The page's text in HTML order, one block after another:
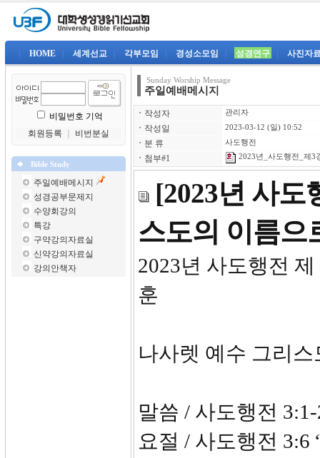
HOME 세계선교 각부모임 경성소모임 성경연구 사진자
비밀번호 기억
회원등록
비번분실
Bible Study
주일예배메시지
성경공부문제지
수양회강의
특강
구약강의자료실
신약강의자료실
강의안책자
Sunday Worship Message
주일예배메시지
ㆍ 작성자 관리자
ㆍ 작성일 2023-03-12 (일) 10:52
ㆍ 분 류 사도행전
ㆍ 첨부#1 2023년_사도행전_제3
[2023년 사도
스도의 이름으
2023년
훈
나사렛 예수 그리
말씀 / 사도행전
요절 / 사도행전